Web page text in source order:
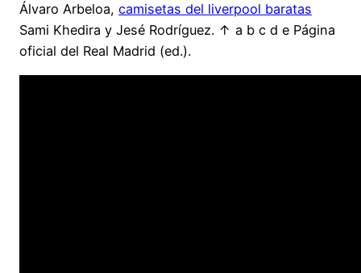
Álvaro Arbeloa, camisetas del liverpool baratas
Sami Khedira y Jesé Rodríguez. ↑ a b c d e Página
oficial del Real Madrid (ed.).